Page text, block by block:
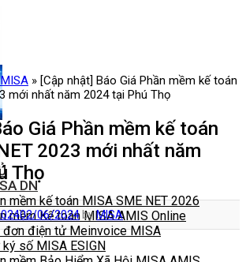
DN
mềm kế toán MISA SME NET 2026
mềm Kế toán MISA AMIS Online
đơn điện tử Meinvoice MISA
ký số MISA ESIGN
» [Cập nhật] Báo Giá Phần mềm kế toán
mới nhất năm 2024 tại Phú Thọ
Giá Phần mềm kế toán
2023 mới nhất năm
Thọ
02/06/2024byMISA